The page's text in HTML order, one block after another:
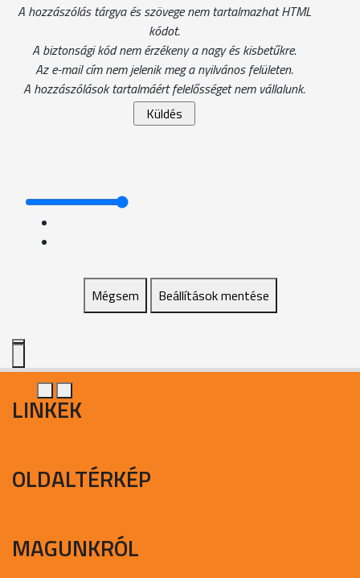
A hozzászólás tárgya és szövege nem tartalmazhat HTML
kódot.
A biztonsági kód nem érzékeny a nagy és kisbetűkre.
Az e-mail cím nem jelenik meg a nyilvános felületen.
A hozzászólások tartalmáért felelősséget nem vállalunk.
Mégsem Beállítások mentése
LINKEK
OLDALTÉRKÉP
MAGUNKRÓL